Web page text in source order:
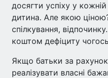
досягти успіху у
дитина. Але якою
спілкування,
коштом дефіциту
Якщо батьки за
реалізувати власні